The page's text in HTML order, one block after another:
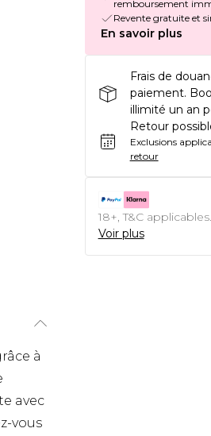
à
avec
vous
remboursement
Revente gratuite et
En savoir plus
Frais de
paiement.
illimité un an
Retour
Exclusions
retour
18+, T&C
Voir plus